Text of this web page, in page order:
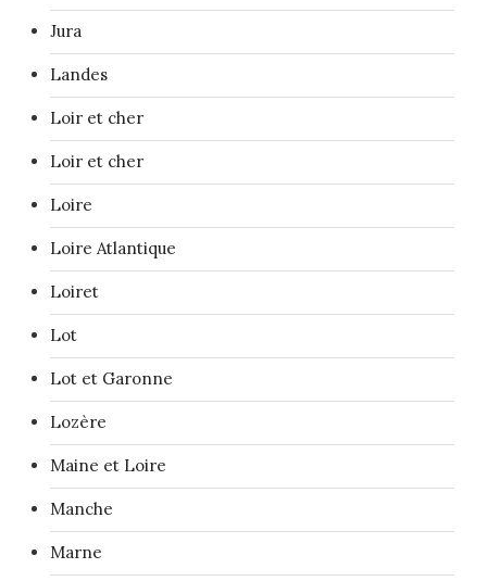
Jura
Landes
Loir et cher
Loir et cher
Loire
Loire Atlantique
Loiret
Lot
Lot et Garonne
Lozère
Maine et Loire
Manche
Marne